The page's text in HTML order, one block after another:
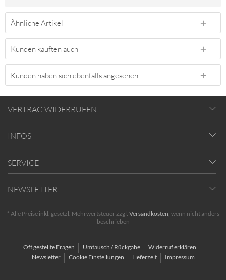
Ähnliche Artikel
Kunden kauften auch
Kunden haben sich ebenfalls angesehen
VERTRAG WIDERRUFEN
INFOS
SERVICE
NEWSLETTER
* Alle Preise inkl. gesetzl. Mehrwertsteuer zzgl. Versandkosten, wenn nicht anders
beschrieben
Oft gestellte Fragen Umtausch / Rückgabe
Widerruf erklären
Newsletter
Cookie Einstellungen Lieferzeit Impressum